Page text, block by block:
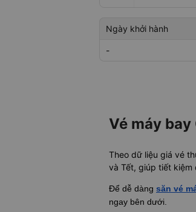
Ngày khởi hành
-
Vé máy
Theo dữ liệu giá vé
và Tết, giúp tiết kiệm
Để dễ dàng săn vé
ngay bên dưới.